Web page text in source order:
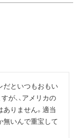
だといつもおもい
が、、アメリカの
りません。適当
無いんで重宝して